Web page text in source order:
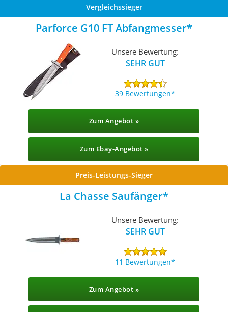
Vergleichssieger
Parforce G10 FT Abfangmesser
Unsere Bewertung:
SEHR GUT
39 Bewertungen
Zum Angebot »
Zum Ebay-Angebot »
Preis-Leistungs-Sieger
La Chasse Saufänger
Unsere Bewertung:
SEHR GUT
11 Bewertungen
Zum Angebot »